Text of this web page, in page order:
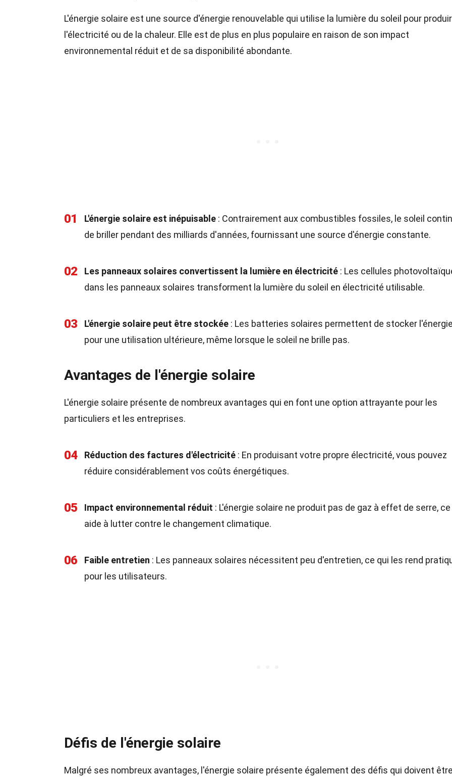
L'énergie solaire est une source d'énergie renouvelable qui utilise la lumière du soleil pour
l'électricité ou de la chaleur. Elle est de plus en plus populaire en raison de son impact
environnemental réduit et de sa disponibilité abondante.
01 L'énergie solaire est inépuisable : Contrairement aux combustibles fossiles, le soleil
de briller pendant des milliards d'années, fournissant une source d'énergie constante.
02 Les panneaux solaires convertissent la lumière en électricité : Les cellules
dans les panneaux solaires transforment la lumière du soleil en électricité utilisable.
03 L'énergie solaire peut être stockée : Les batteries solaires permettent de stocker l'énergie
pour une utilisation ultérieure, même lorsque le soleil ne brille pas.
Avantages de l'énergie solaire
L'énergie solaire présente de nombreux avantages qui en font une option attrayante pour les
particuliers et les entreprises.
04 Réduction des factures d'électricité : En produisant votre propre électricité, vous pouvez
réduire considérablement vos coûts énergétiques.
05 Impact environnemental réduit : L'énergie solaire ne produit pas de gaz à effet de serre, ce
aide à lutter contre le changement climatique.
06 Faible entretien : Les panneaux solaires nécessitent peu d'entretien, ce qui les rend
pour les utilisateurs.
Défis de l'énergie solaire
Malgré ses nombreux avantages, l'énergie solaire présente également des défis qui doivent